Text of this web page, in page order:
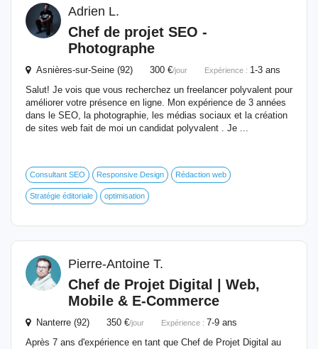
Adrien L.
Chef de projet SEO -
Photographe
Asnières-sur-Seine (92) 300 €/jour Expérience : 1-3 ans
Salut! Je vois que vous recherchez un freelancer polyvalent pour
améliorer votre présence en ligne. Mon expérience de 3 années
dans le SEO, la photographie, les médias sociaux et la création
de sites web fait de moi un candidat polyvalent . Je ...
Consultant SEO Responsive Design Rédaction web
Stratégie éditoriale optimisation
Pierre-Antoine T.
Chef de Projet Digital | Web,
Mobile & E-Commerce
Nanterre (92) 350 €/jour Expérience : 7-9 ans
Après 7 ans d'expérience en tant que Chef de Projet Digital au